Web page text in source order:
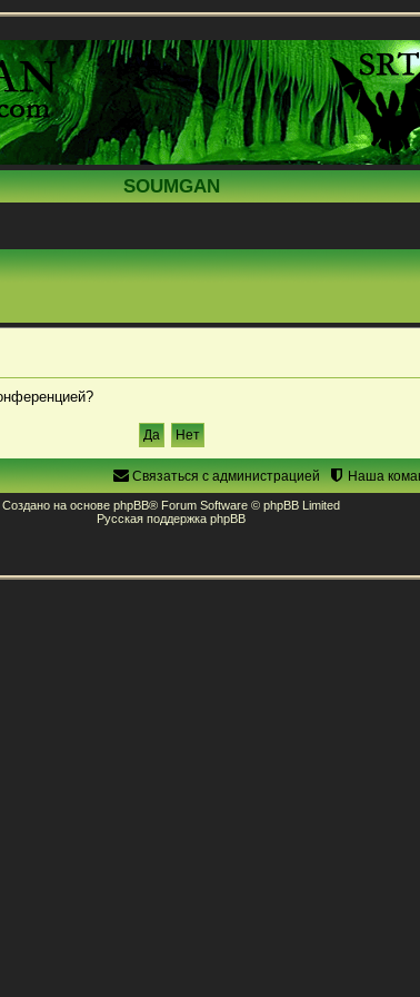
SOUMGAN
Наша
Связаться с администрацией
Создано на основе phpBB® Forum Software © phpBB Limited
Русская поддержка phpBB